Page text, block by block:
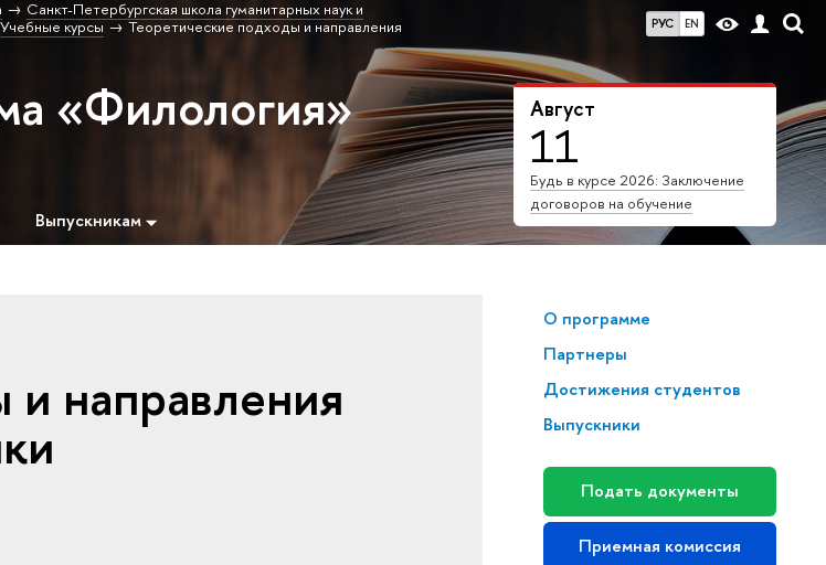
РУС EN
Санкт-Петербургская школа гуманитарных наук и
Учебные курсы
Теоретические подходы и направления
Август
11
Будь в курсе 2026: Заключение
договоров на обучение
«Филология»
Выпускникам
О программе
Партнеры
Достижения студентов
Выпускники
Подать документы
Приемная комиссия
и направления